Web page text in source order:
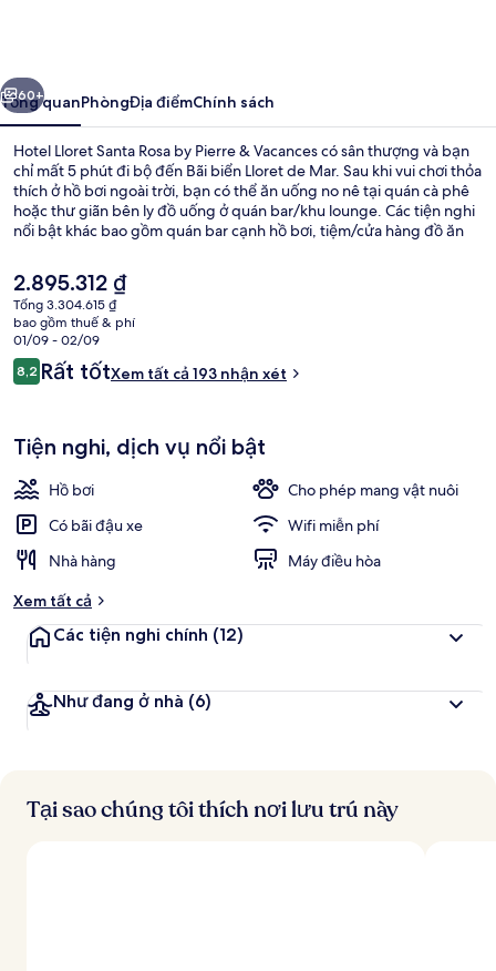
by
Pierre
&
Vacances
Tiếp
60+
Tổng quanPhòngĐịa điểmChính sách
Hotel Lloret Santa Rosa by Pierre & Vacances có sân thượng và bạn
chỉ mất 5 phút đi bộ đến Bãi biển Lloret de Mar. Sau khi vui chơi thỏa
thích ở hồ bơi ngoài trời, bạn có thể ăn uống no nê tại quán cà phê
hoặc thư giãn bên ly đồ uống ở quán bar/khu lounge. Các tiện nghi
nổi bật khác bao gồm quán bar cạnh hồ bơi, tiệm/cửa hàng đồ ăn
tình.
Giá
hiện
tại
là
2.895.312 ₫
2.895.312 ₫
Tổng 3.304.615 ₫
bao gồm thuế & phí
01/09 - 02/09
Nhận
xét
8,28,2 trên 10,
Rất tốtXem tất cả 193 nhận xét
Tiện nghi, dịch vụ nổi bật
Hồ bơi
Cho phép mang vật nuôi
Có bãi đậu xe
Wifi miễn phí
Nhà hàng
Máy điều hòa
Xem tất cả
Các tiện nghi chính (12)
Như đang ở nhà (6)
Tại sao chúng tôi thích nơi lưu trú này